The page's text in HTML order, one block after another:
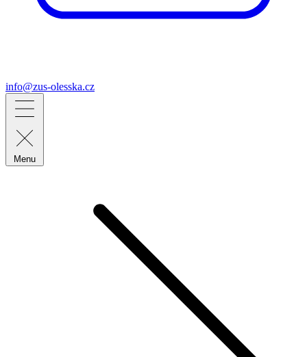
info@zus-olesska.cz
Menu